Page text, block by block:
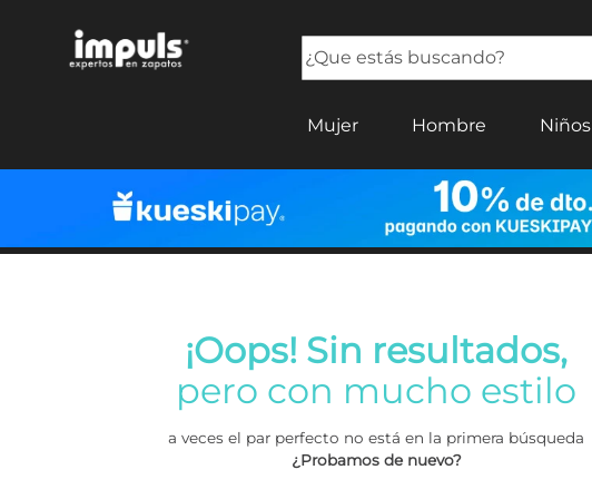
Mujer Hombre Niños
¡Oops! Sin resultados,
pero con mucho estilo
a veces el par perfecto no está en la primera búsqueda
¿Probamos de nuevo?
sandalias mujer
tenis hombre